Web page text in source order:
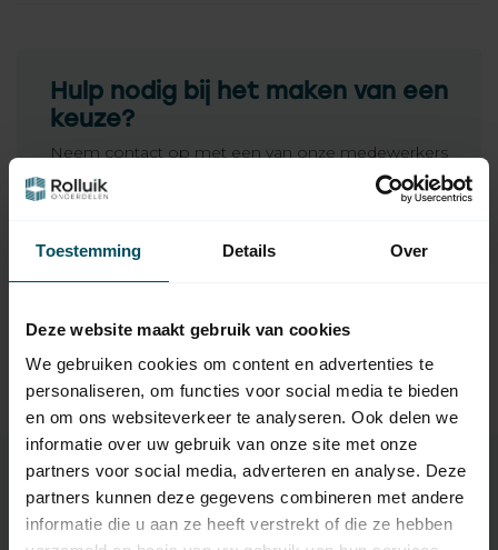
Toestemming Details Over
Deze website maakt gebruik van cookies
We gebruiken cookies om content en advertenties te
personaliseren, om functies voor social media te bieden
en om ons websiteverkeer te analyseren. Ook delen we
informatie over uw gebruik van onze site met onze
partners voor social media, adverteren en analyse. Deze
partners kunnen deze gegevens combineren met andere
informatie die u aan ze heeft verstrekt of die ze hebben
Hulp nodig bij het maken van een
keuze?
Neem contact op met een van onze medewerkers
TypeError: Failed to fetch
https://www.rolluikonderdelen.nl/nl/rolluikschakelaars/dr
ukknopschakelaars/
Specificaties